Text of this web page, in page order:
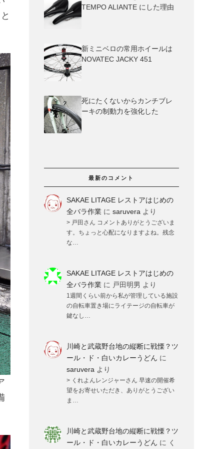
TEMPO ALIANTE にした理由
新ミニベロの常用ホイールは
NOVATEC JACKY 451
死にたくないからカンチブレ
ーキの制動力を強化した
最新のコメント
SAKAE LITAGE レストアはじめの
全バラ作業 にsaruvera より
> 戸田さん コメントありがとうございま
す。ちょっと心配になりますよね。残念
な…
SAKAE LITAGE レストアはじめの
全バラ作業 に 戸田明男 より
1週間くらい前から私が管理している施設
の自転車置き場にライテージの自転車が
鍵なし…
川崎と武蔵野台地の縦断に戦慄？ツ
ール・ド・白いカレーうどん に
saruvera より
> くれよんレンジャーさん 早速の開催希
望をお寄せいただき、ありがとうござい
ま…
川崎と武蔵野台地の縦断に戦慄？ツ
ール・ド・白いカレーうどん に く